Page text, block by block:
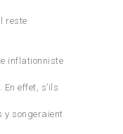
reste
inflationniste
effet, s’ils
y songeraient